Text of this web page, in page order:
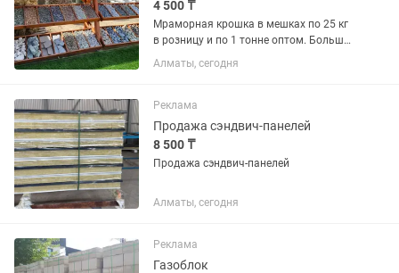
4 500 ₸
Мраморная крошка в мешках по 25 кг
в розницу и по 1 тонне оптом. Большой
Алматы, сегодня
Реклама
Продажа сэндвич-панелей
8 500 ₸
Продажа сэндвич-панелей
Алматы, сегодня
Реклама
Газоблок